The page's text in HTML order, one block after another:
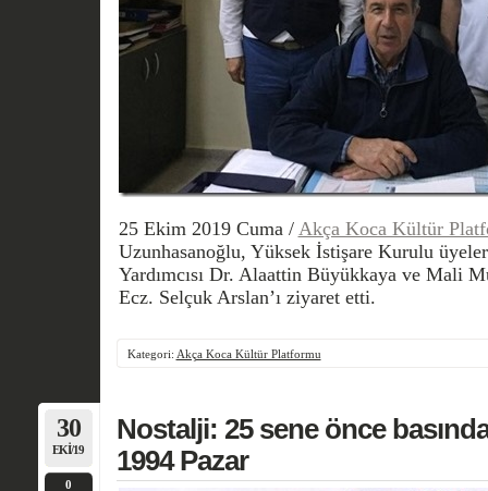
25 Ekim 2019 Cuma / Akça Koca Kültür
Uzunhasanoğlu, Yüksek İstişare Kurulu
Yardımcısı Dr. Alaattin Büyükkaya ve Mali
Ecz. Selçuk Arslan’ı ziyaret etti.
Kategori: Akça Koca Kültür Platformu
30
EKI/19
0
Nostalji: 25 sene önce
1994 Pazar